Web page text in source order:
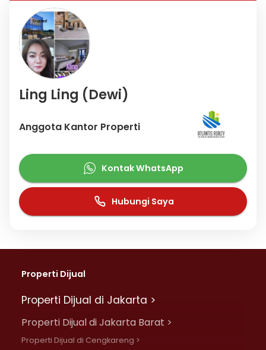
Ling Ling (Dewi)
Anggota Kantor Properti
Kontak WhatsApp
Hubungi Saya
Properti Dijual
Properti Dijual di Jakarta >
Properti Dijual di Jakarta Barat >
Properti Dijual di Cengkareng >